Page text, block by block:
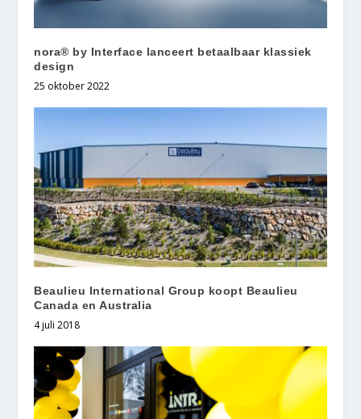
nora® by Interface lanceert betaalbaar klassiek
design
25 oktober 2022
Beaulieu International Group koopt Beaulieu
Canada en Australia
4 juli 2018